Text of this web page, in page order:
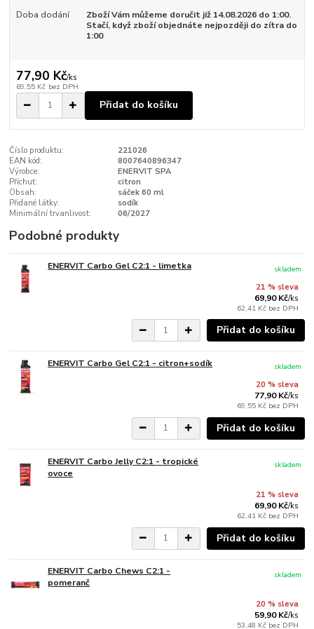
Doba dodání
Zboží Vám můžeme doručit již 14.08.2026 do 1:00.
Stačí, když zboží objednáte nejpozději do zítra do
1:00
77,90 Kč/ks
69,55 Kč bez DPH
Přidat do košíku
Číslo produktu:
221026
EAN kód:
8007640896347
Výrobce:
ENERVIT SPA
Příchuť:
citron
Obsah:
sáček 60 ml
Přidané látky:
sodík
Minimální trvanlivost:
06/2027
Podobné produkty
ENERVIT Carbo Gel C2:1 - limetka
21 % sleva
69,90 Kč/ks
62,41 Kč bez DPH
skladem
Přidat do košíku
ENERVIT Carbo Gel C2:1 - citron+sodík
20 % sleva
77,90 Kč/ks
69,55 Kč bez DPH
skladem
Přidat do košíku
ENERVIT Carbo Jelly C2:1 - tropické
ovoce
21 % sleva
69,90 Kč/ks
62,41 Kč bez DPH
skladem
Přidat do košíku
ENERVIT Carbo Chews C2:1 -
pomeranč
20 % sleva
59,90 Kč/ks
53,48 Kč bez DPH
skladem